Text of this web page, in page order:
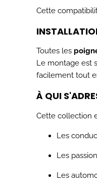
Cette
Toutes les
Le montage est
facilement tout
À QUI
Cette collection
Les
Les
Les